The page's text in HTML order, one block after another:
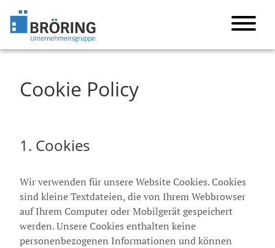
Cookie Policy
1. Cookies
Wir verwenden für unsere Website Cookies. Cookies
sind kleine Textdateien, die von Ihrem Webbrowser
auf Ihrem Computer oder Mobilgerät gespeichert
werden. Unsere Cookies enthalten keine
personenbezogenen Informationen und können